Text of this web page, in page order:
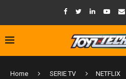
Home SERIE TV NETFLIX